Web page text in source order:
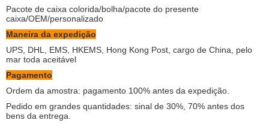
Pacote de caixa colorida/bolha/pacote do presente
caixa/OEM/personalizado
Maneira da expedição
UPS, DHL, EMS, HKEMS, Hong Kong Post, cargo de China, pelo
mar toda aceitável
Pagamento
Ordem da amostra: pagamento 100% antes da expedição.
Pedido em grandes quantidades: sinal de 30%, 70% antes dos
bens da entrega.